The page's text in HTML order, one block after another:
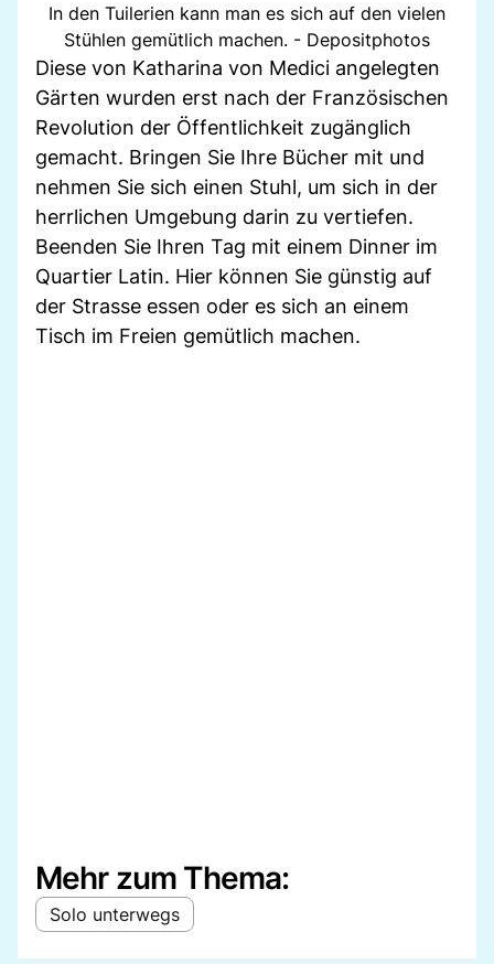
In den Tuilerien kann man es sich auf den vielen
Stühlen gemütlich machen. - Depositphotos
Diese von Katharina von Medici angelegten
Gärten wurden erst nach der Französischen
Revolution der Öffentlichkeit zugänglich
gemacht. Bringen Sie Ihre Bücher mit und
nehmen Sie sich einen Stuhl, um sich in der
herrlichen Umgebung darin zu vertiefen.
Beenden Sie Ihren Tag mit einem Dinner im
Quartier Latin. Hier können Sie günstig auf
der Strasse essen oder es sich an einem
Tisch im Freien gemütlich machen.
Mehr zum Thema:
Solo unterwegs